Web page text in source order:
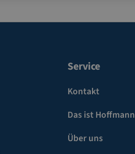
Service
Kontakt
Das ist Hoffmann
Über uns